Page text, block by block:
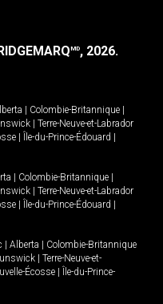
MD, 2026.
Colombie-Britannique
Terre-Neuve-et-Labrador
Île-du-Prince-Édouard
Colombie-Britannique
Terre-Neuve-et-Labrador
Île-du-Prince-Édouard
Alberta
Colombie-Britannique
Terre-Neuve-et-
Écosse
Île-du-Prince-